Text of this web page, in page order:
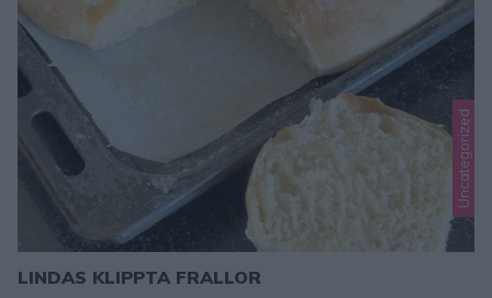
Uncategorized
LINDAS KLIPPTA FRALLOR